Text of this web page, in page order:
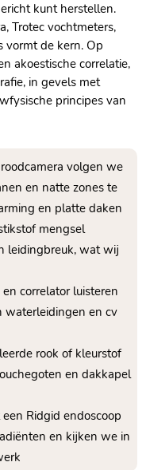
kunt herstellen.
Trotec vochtmeters,
vormt de kern. Op
akoestische correlatie,
in gevels met
principes van
volgen we
en natte zones te
en platte daken
mengsel
leidingbreuk, wat wij
en correlator luisteren
waterleidingen en cv
rook of kleurstof
en dakkapel
een Ridgid endoscoop
en kijken we in